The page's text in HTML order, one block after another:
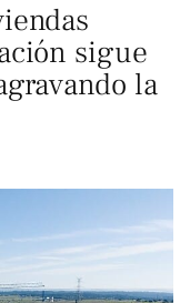
sigue
la